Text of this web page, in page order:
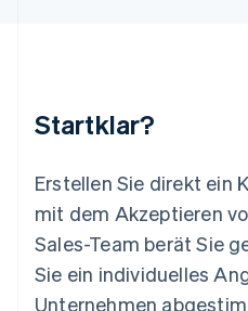
Startklar?
Erstellen Sie direkt ein
mit dem Akzeptieren
Sales-Team berät Sie
Sie ein individuelles
Unternehmen
English简体中文
English
Mexiko
Español English
Neuseeland
English